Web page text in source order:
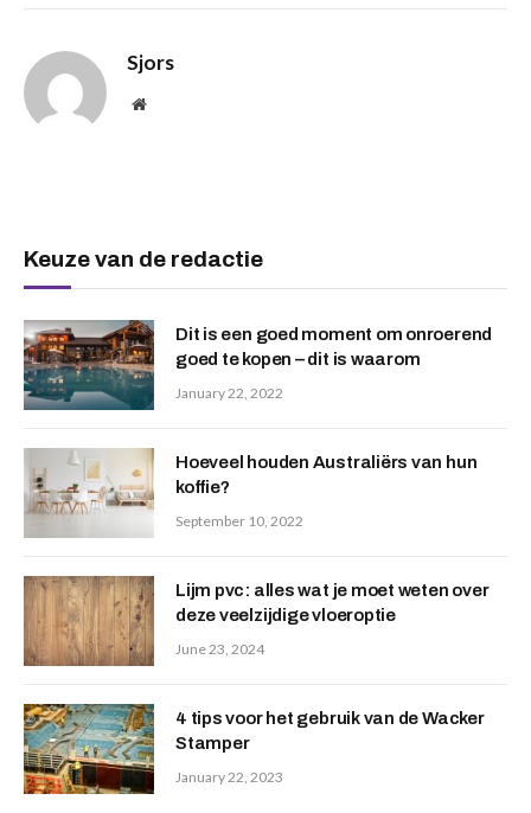
Sjors
Website
Keuze van de redactie
Dit is een goed moment om onroerend
goed te kopen – dit is waarom
January 22, 2022
Hoeveel houden Australiërs van hun
koffie?
September 10, 2022
Lijm pvc: alles wat je moet weten over
deze veelzijdige vloeroptie
June 23, 2024
4 tips voor het gebruik van de Wacker
Stamper
January 22, 2023